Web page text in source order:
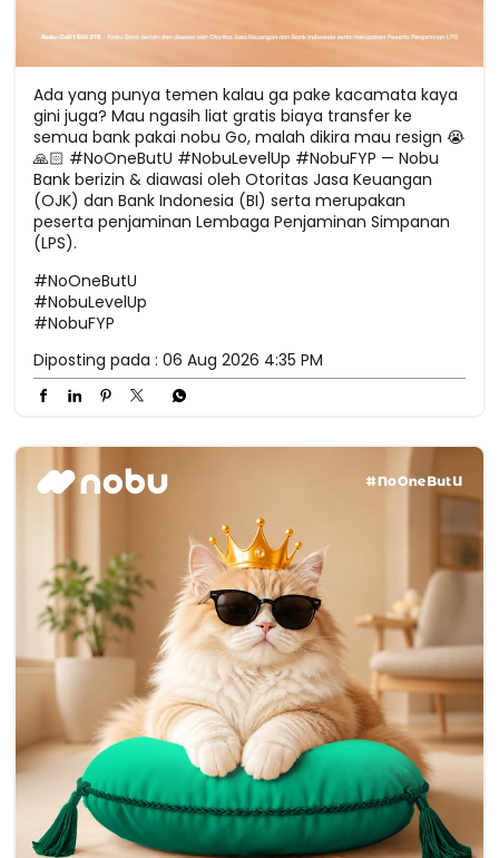
Ada yang punya temen kalau ga pake kacamata kaya
gini juga? Mau ngasih liat gratis biaya transfer ke
semua bank pakai nobu Go, malah dikira mau resign 😭
🙏🏻 #NoOneButU #NobuLevelUp #NobuFYP — Nobu
Bank berizin & diawasi oleh Otoritas Jasa Keuangan
(OJK) dan Bank Indonesia (BI) serta merupakan
peserta penjaminan Lembaga Penjaminan Simpanan
(LPS).
#NoOneButU
#NobuLevelUp
#NobuFYP
Diposting pada : 06 Aug 2026 4:35 PM